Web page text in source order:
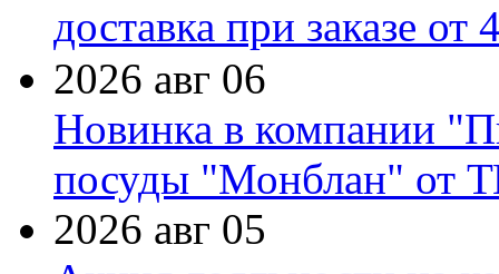
доставка при заказе от
2026 авг 06
Новинка в компании
посуды "Монблан" от
2026 авг 05